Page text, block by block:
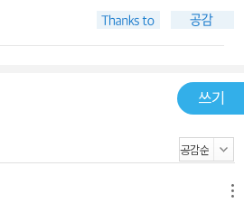
조해낸 거대한 하이데거 사상의 구조
권은 하이데거 최대 작품인 『존재와 시
탐사한다. 여기서는 ‘현존재’ 곧 인간
나아가는 길을 모색한다. 제2권은 또
놓고 니체와 대결을 벌이며 최대의 장
명한다. 여기서 하이데거는 현존재에
쓰기